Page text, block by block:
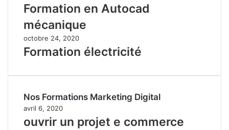
Formation en Autocad
mécanique
octobre 24, 2020
Formation électricité
Nos Formations Marketing Digital
avril 6, 2020
ouvrir un projet e commerce